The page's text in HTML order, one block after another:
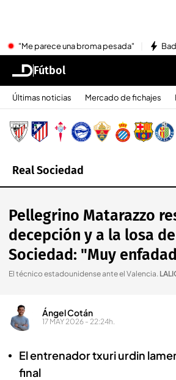
"Me parece una broma pesada"
Fútbol
Últimas noticias Mercado de fichajes
Real Sociedad
Pellegrino Matarazzo
decepción y a la losa
Sociedad: "Muy
El técnico estadounidense ante el Valencia.
Ángel Cotán
17 MAY 2026 - 22:24h.
El entrenador txuri urdin
final